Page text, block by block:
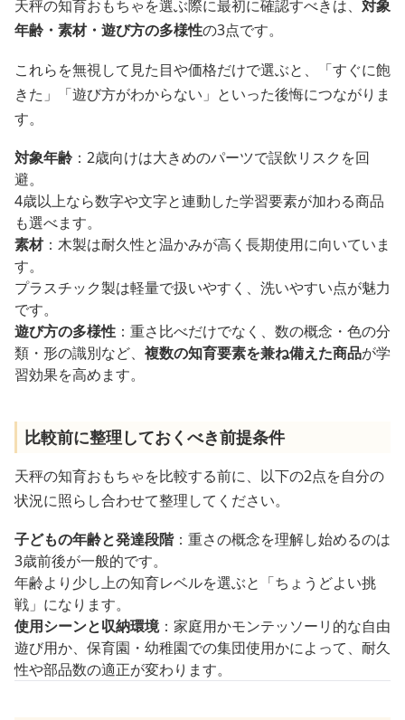
天秤の知育おもちゃを選ぶ際に最初に確認すべきは、 対象
年齢・素材・遊び方の多様性の3点です。
これらを無視して見た目や価格だけで選ぶと、「すぐに飽
きた」「遊び方がわからない」といった後悔につながりま
す。
対象年齢 ：2歳向けは大きめのパーツで誤飲リスクを回
避。
4歳以上なら数字や文字と連動した学習要素が加わる商品
も選べます。
素材：木製は耐久性と温かみが高く長期使用に向いていま
す。
プラスチック製は軽量で扱いやすく、洗いやすい点が魅力
です。
遊び方の多様性 ：重さ比べだけでなく、数の概念・色の分
類・形の識別など、 複数の知育要素を兼ね備えた商品が学
習効果を高めます。
比較前に整理しておくべき前提条件
天秤の知育おもちゃを比較する前に、以下の2点を自分の
状況に照らし合わせて整理してください。
子どもの年齢と発達段階：重さの概念を理解し始めるのは
3歳前後が一般的です。
年齢より少し上の知育レベルを選ぶと「ちょうどよい挑
戦」になります。
使用シーンと収納環境：家庭用かモンテッソーリ的な自由
遊び用か、保育園・幼稚園での集団使用かによって、耐久
性や部品数の適正が変わります。